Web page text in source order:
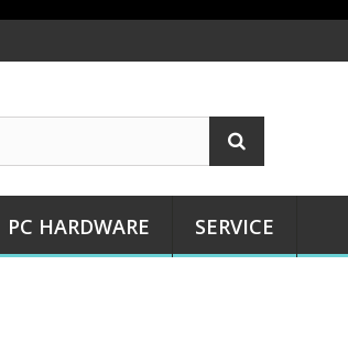
PC HARDWARE SERVICE